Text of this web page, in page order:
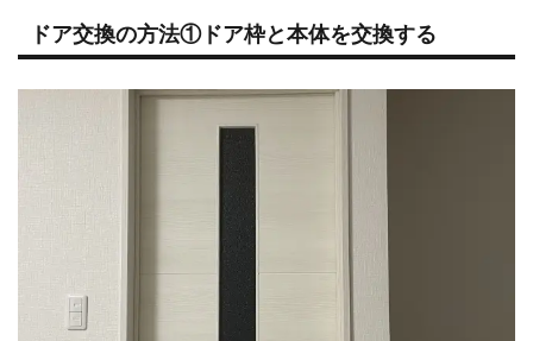
ドア交換の方法①ドア枠と本体を交換する